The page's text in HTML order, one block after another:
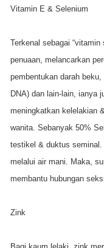
Vitamin E & Selenium
Terkenal sebagai
penuaan, melancarkan
pembentukan darah
DNA) dan lain-lain, ianya
meningkatkan kelelakian
wanita. Sebanyak 50%
testikel & duktus
melalui air mani. Maka,
membantu hubungan
Zink